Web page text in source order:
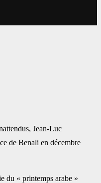
Jean-Luc
de Benali en décembre
du « printemps arabe »